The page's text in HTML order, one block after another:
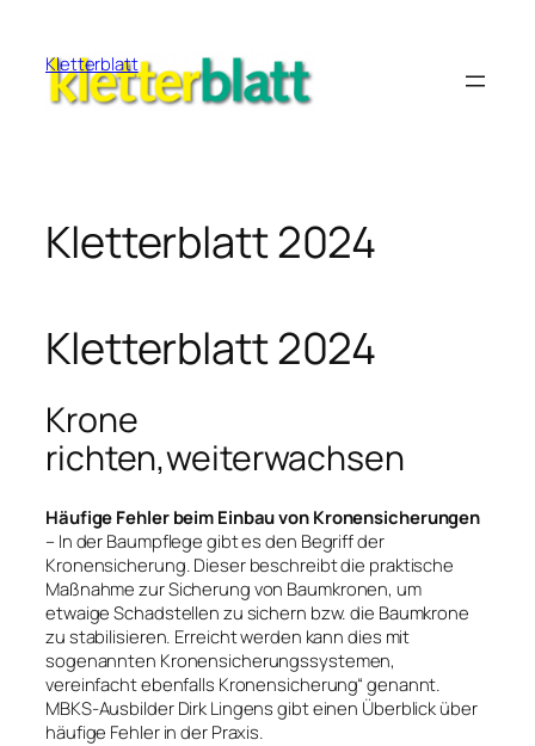
Inhalt
springen
Kletterblatt
Kletterblatt 2024
Kletterblatt 2024
Krone
richten,weiterwachsen
Häufige Fehler beim Einbau von Kronensicherungen
– In der Baumpflege gibt es den Begriff der
Kronensicherung. Dieser beschreibt die praktische
Maßnahme zur Sicherung von Baumkronen, um
etwaige Schadstellen zu sichern bzw. die Baumkrone
zu stabilisieren. Erreicht werden kann dies mit
sogenannten Kronensicherungssystemen,
vereinfacht ebenfalls Kronensicherung“ genannt.
MBKS-Ausbilder Dirk Lingens gibt einen Überblick über
häufige Fehler in der Praxis.